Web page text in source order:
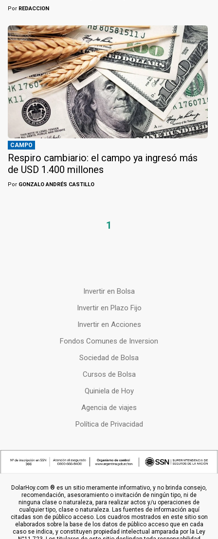
Por REDACCION
CAMPO
Respiro cambiario: el campo ya ingresó más
de USD 1.400 millones
Por GONZALO ANDRÉS CASTILLO
1
Invertir en Bolsa
Invertir en Plazo Fijo
Invertir en Acciones
Fondos Comunes de Inversion
Sociedad de Bolsa
Cursos de Bolsa
Quiniela de Hoy
Agencia de viajes
Política de Privacidad
DolarHoy.com ® es un sitio meramente informativo, y no brinda consejo,
recomendación, asesoramiento o invitación de ningún tipo, ni de
ninguna clase o naturaleza, para realizar actos y/u operaciones de
cualquier tipo, clase o naturaleza. Las fuentes de información aquí
citadas son de público acceso. Los cuadros mostrados en este sitio son
elaborados sobre la base de los datos de público acceso que en cada
caso se indica, y constituyen propiedad intelectual amparada por la Ley